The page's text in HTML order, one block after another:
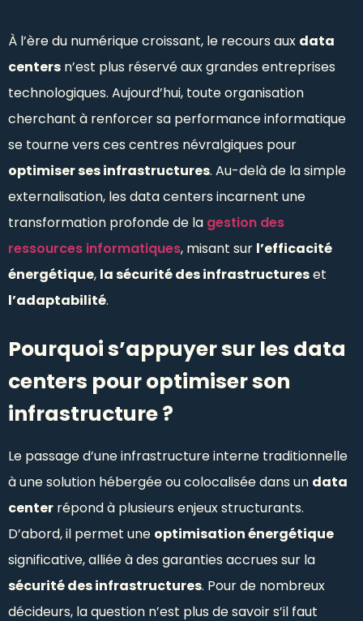
À l’ère du numérique croissant, le recours aux data
centers n’est plus réservé aux grandes entreprises
technologiques. Aujourd’hui, toute organisation
cherchant à renforcer sa performance informatique
se tourne vers ces centres névralgiques pour
optimiser ses infrastructures. Au-delà de la simple
externalisation, les data centers incarnent une
transformation profonde de la gestion des
ressources informatiques, misant sur l’efficacité
énergétique, la sécurité des infrastructureset
l’adaptabilité.
Pourquoi s’appuyer sur les data
centers pour optimiser son
infrastructure ?
Le passage d’une infrastructure interne traditionnelle
à une solution hébergée ou colocalisée dans un data
center répond à plusieurs enjeux structurants.
D’abord, il permet une optimisation énergétique
significative, alliée à des garanties accrues sur la
sécurité des infrastructures. Pour de nombreux
décideurs, la question n’est plus de savoir s’il faut